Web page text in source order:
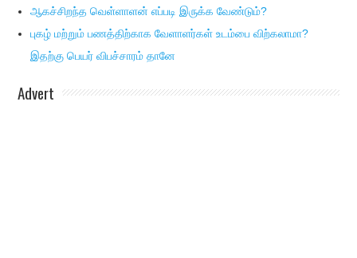
ஆகச்சிறந்த வெள்ளாளன் எப்படி இருக்க வேண்டும்?
புகழ் மற்றும் பணத்திற்காக வேளாளர்கள் உடம்பை விற்கலாமா?
இதற்கு பெயர் விபச்சாரம் தானே
Advert